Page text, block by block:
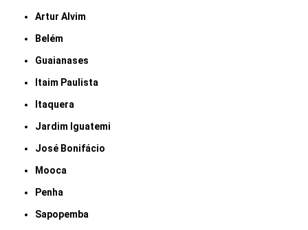
Artur Alvim
Belém
Guaianases
Itaim Paulista
Itaquera
Jardim Iguatemi
José Bonifácio
Mooca
Penha
Sapopemba